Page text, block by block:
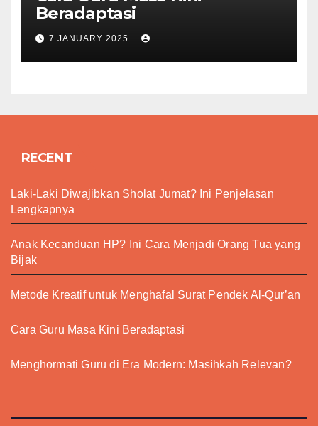
Beradaptasi
7 JANUARY 2025
RECENT
Laki-Laki Diwajibkan Sholat Jumat? Ini Penjelasan
Lengkapnya
Anak Kecanduan HP? Ini Cara Menjadi Orang Tua yang
Bijak
Metode Kreatif untuk Menghafal Surat Pendek Al-Qur’an
Cara Guru Masa Kini Beradaptasi
Menghormati Guru di Era Modern: Masihkah Relevan?